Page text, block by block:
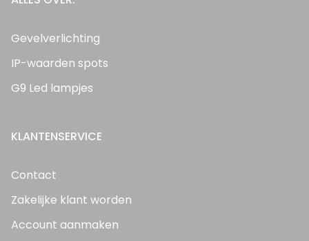
Gevelverlichting
IP-waarden spots
G9 Led lampjes
KLANTENSERVICE
Contact
Zakelijke klant worden
Account aanmaken